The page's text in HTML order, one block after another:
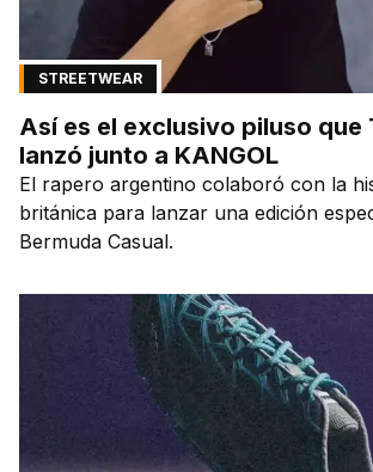
STREETWEAR
Así es el exclusivo piluso que
lanzó junto a KANGOL
El rapero argentino colaboró con la
británica para lanzar una edición
Bermuda Casual.